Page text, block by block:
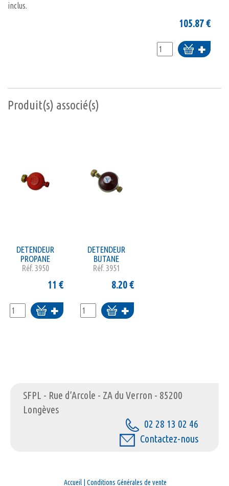
inclus.
105.87€
Ajouter
au
Produit(s) associé(s)
DETENDEUR
PROPANE
Réf.3950
11 €
Ajouter
au
DETENDEUR
BUTANE
Réf.3951
8.20€
Ajouter
au
SFPL - Rue d’Arcole - ZA du Verron - 85200
Longèves
02 28 13 02 46
Contactez-nous
Accueil | Conditions Générales de vente